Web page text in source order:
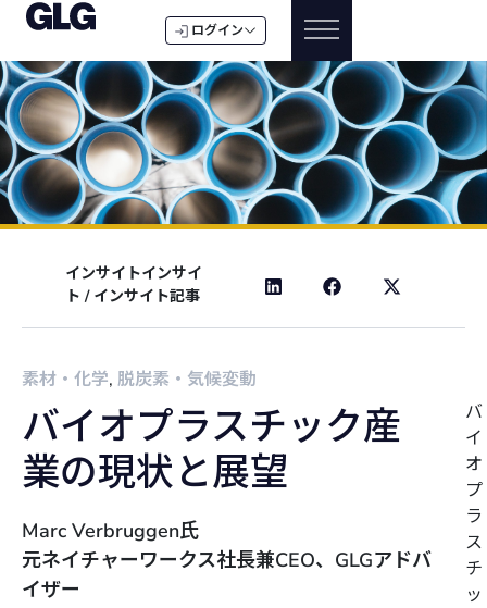
ログイン
インサイトインサイ
ト / インサイト記事
素材・化学, 脱炭素・気候変動
バイオプラスチック産
業の現状と展望
Marc Verbruggen氏
元ネイチャーワークス社長兼CEO、GLGアドバ
イザー
バ
イ
オ
プ
ラ
ス
チ
ッ